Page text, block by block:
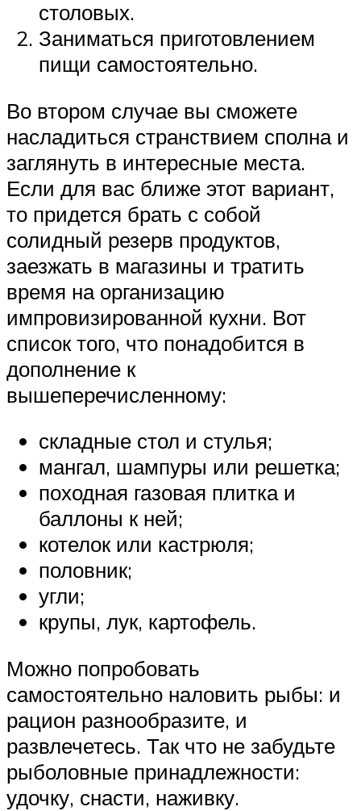
столовых.
Заниматься приготовлением
пищи самостоятельно.
Во втором случае вы сможете
насладиться странствием сполна и
заглянуть в интересные места.
Если для вас ближе этот вариант,
то придется брать с собой
солидный резерв продуктов,
заезжать в магазины и тратить
время на организацию
импровизированной кухни. Вот
список того, что понадобится в
дополнение к
вышеперечисленному:
складные стол и стулья;
мангал, шампуры или решетка;
походная газовая плитка и
баллоны к ней;
котелок или кастрюля;
половник;
угли;
крупы, лук, картофель.
Можно попробовать
самостоятельно наловить рыбы: и
рацион разнообразите, и
развлечетесь. Так что не забудьте
рыболовные принадлежности:
удочку, снасти, наживку.